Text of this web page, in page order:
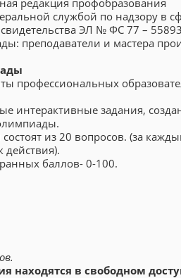
службой по надзору в
ЭЛ № ФС 77 –
преподаватели и мастера
профессиональных
интерактивные задания,
из 20 вопросов. (за
действия).
баллов- 0-100.
находятся в свободном